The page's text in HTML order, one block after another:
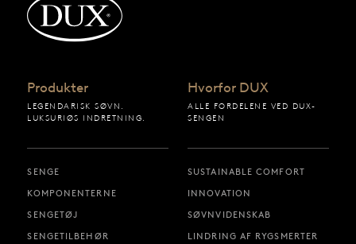
Produkter
LEGENDARISK SØVN.
LUKSURIØS INDRETNING.
SENGE
KOMPONENTERNE
SENGETØJ
SENGETILBEHØR
Hvorfor DUX
ALLE FORDELENE VED DUX-
SENGEN
SUSTAINABLE COMFORT
INNOVATION
SØVNVIDENSKAB
LINDRING AF RYGSMERTER